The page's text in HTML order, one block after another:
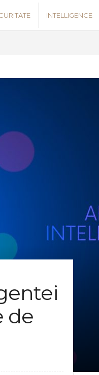
INTELLIGENCE
de